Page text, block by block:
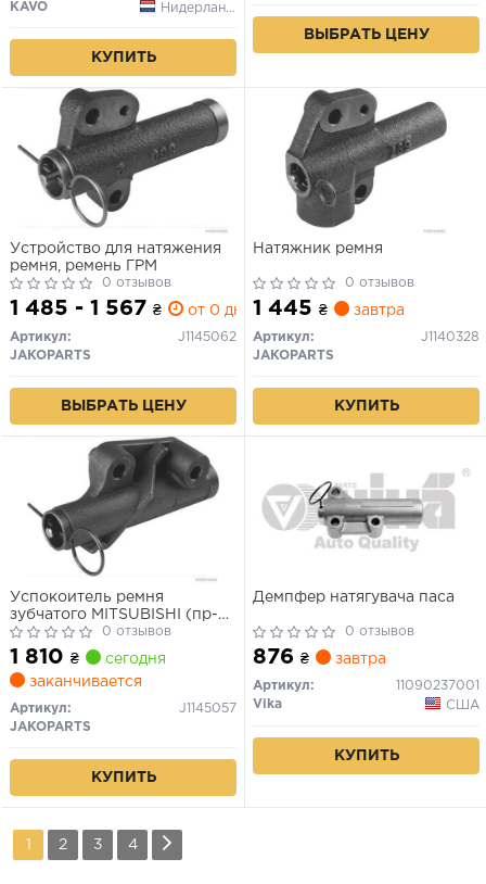
KAVO
Нидерланды
КУПИТЬ
ВЫБРАТЬ ЦЕНУ
Устройство для натяжения
ремня, ремень ГРМ
0 отзывов
1 485 - 1 567 ₴ от 0 дн.
Артикул:
J1145062
JAKOPARTS
ВЫБРАТЬ ЦЕНУ
Натяжник ремня
0 отзывов
1 445 ₴ завтра
Артикул:
J1140328
JAKOPARTS
КУПИТЬ
Успокоитель ремня
зубчатого MITSUBISHI (пр-во
Jakoparts)
0 отзывов
1 810 ₴
сегодня
заканчивается
Артикул:
J1145057
JAKOPARTS
КУПИТЬ
Демпфер натягувача паса
0 отзывов
876 ₴ завтра
Артикул:
11090237001
Vika
США
КУПИТЬ
2 3 4